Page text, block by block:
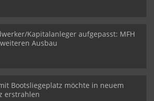
Kapitalanleger aufgepasst: MFH
Ausbau
Bootsliegeplatz möchte in neuem
erstrahlen